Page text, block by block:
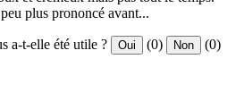
plus prononcé avant...
a-t-elle été utile ? Oui (0) Non (0)